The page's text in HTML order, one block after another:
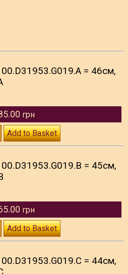
= 46см,
грн
Add to Basket
= 45см,
грн
Add to Basket
= 44см,